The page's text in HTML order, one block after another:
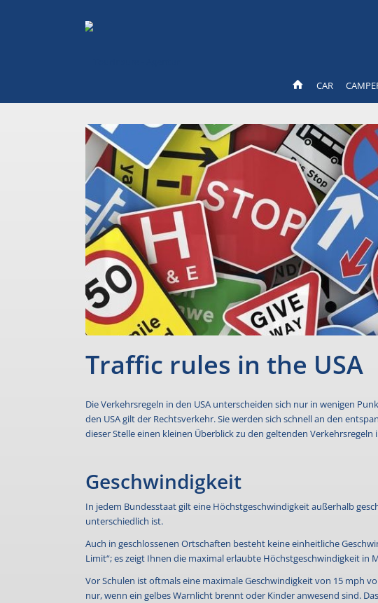
CAR
Traffic rules in the USA
Die Verkehrsregeln in den USA unterscheiden sich nur in wenigen
den USA gilt der Rechtsverkehr. Sie werden sich schnell an den
dieser Stelle einen kleinen Überblick zu den geltenden Verkehrsregeln
Geschwindigkeit
In jedem Bundesstaat gilt eine Höchstgeschwindigkeit außerhalb
unterschiedlich ist.
Auch in geschlossenen Ortschaften besteht keine einheitliche
Limit“; es zeigt Ihnen die maximal erlaubte Höchstgeschwindigkeit in
Vor Schulen ist oftmals eine maximale Geschwindigkeit von 15 mph
nur, wenn ein gelbes Warnlicht brennt oder Kinder anwesend sind.